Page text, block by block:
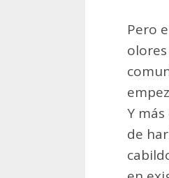
Pero
Y
de